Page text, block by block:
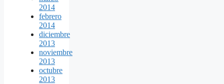
2014
febrero
2014
diciembre
2013
noviembre
2013
octubre
2013